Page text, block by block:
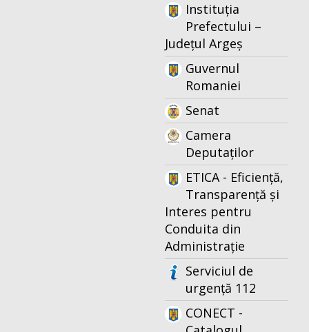
Instituția
Prefectului –
Județul Argeș
Guvernul
Romaniei
Senat
Camera
Deputaților
ETICA - Eficiență,
Transparență și
Interes pentru
Conduita din
Administrație
Serviciul de
urgență 112
CONECT -